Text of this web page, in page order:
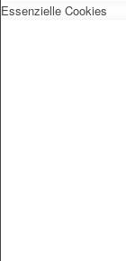
Essenzielle Cookies